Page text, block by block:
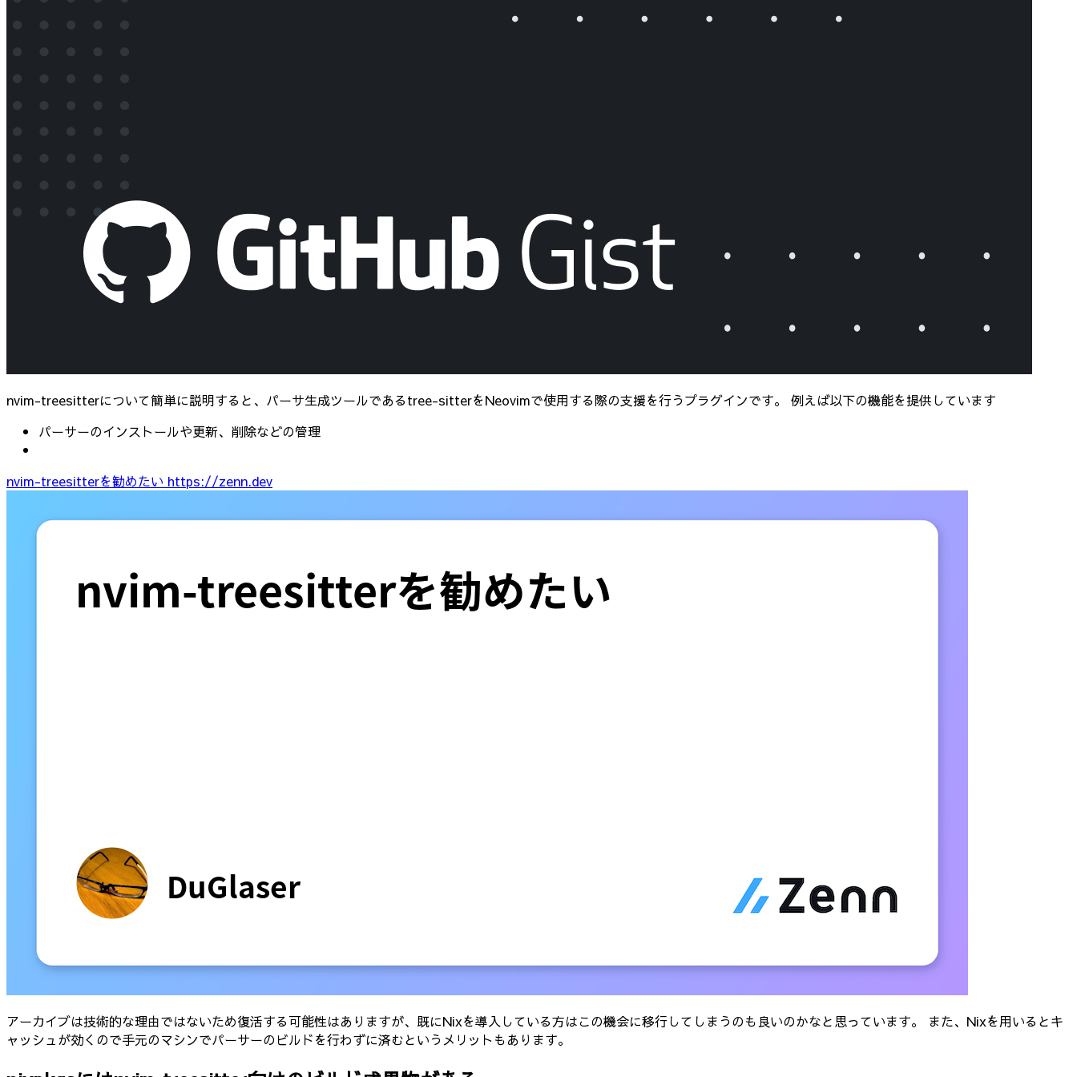
nvim-treesitterについて簡単に説明すると、パーサ生成ツールであるtree-sitterをNeovimで使用する際の支援を行うプラグインです。 例えば以下の機能を提供しています
パーサーのインストールや更新、削除などの管理
nvim-treesitterを勧めたい https://zenn.dev
アーカイブは技術的な理由ではないため復活する可能性はありますが、既にNixを導入している方はこの機会に移行してしまうのも良いのかなと思っています。 また、Nixを用いるとキ
ャッシュが効くので手元のマシンでパーサーのビルドを行わずに済むというメリットもあります。